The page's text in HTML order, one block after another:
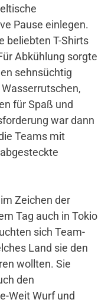
Pause einlegen.
beliebten T-Shirts
Abkühlung sorgte
sehnsüchtig
für Spaß und
war dann
Teams mit
Zeichen der
Tag auch in Tokio
sich Team-
Land sie den
wollten. Sie
den
Weit Wurf und